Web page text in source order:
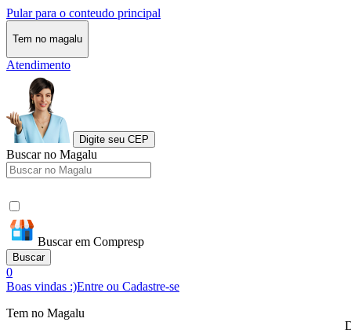
Pular para o conteudo principal
Tem no magalu
Atendimento
Digite seu CEP
Buscar no Magalu
Buscar em Compresp
Buscar
0
Boas vindas :)Entre ou Cadastre-se
Tem no Magalu